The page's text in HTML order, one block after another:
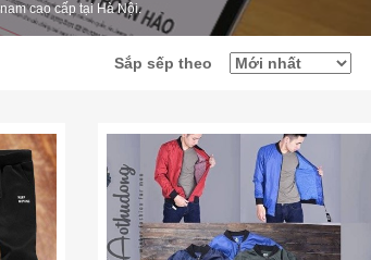
cao cấp tại Hà Nội.
Sắp sếp theo